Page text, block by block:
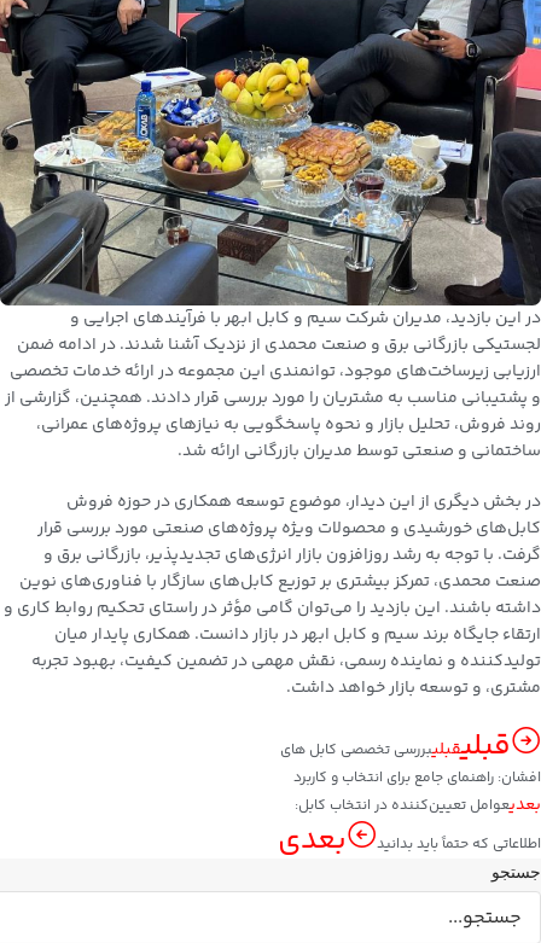
در این بازدید، مدیران شرکت سیم و کابل ابهر با فرآیندهای اجرایی و
لجستیکی بازرگانی برق و صنعت محمدی از نزدیک آشنا شدند. در ادامه ضمن
ارزیابی زیرساخت‌های موجود، توانمندی این مجموعه در ارائه خدمات تخصصی
و پشتیبانی مناسب به مشتریان را مورد بررسی قرار دادند. همچنین، گزارشی از
روند فروش، تحلیل بازار و نحوه پاسخگویی به نیازهای پروژه‌های عمرانی،
ساختمانی و صنعتی توسط مدیران بازرگانی ارائه شد.
در بخش دیگری از این دیدار، موضوع توسعه همکاری در حوزه فروش
کابل‌های خورشیدی و محصولات ویژه پروژه‌های صنعتی مورد بررسی قرار
گرفت. با توجه به رشد روزافزون بازار انرژی‌های تجدیدپذیر، بازرگانی برق و
صنعت محمدی، تمرکز بیشتری بر توزیع کابل‌های سازگار با فناوری‌های نوین
داشته باشند. این بازدید را می‌توان گامی مؤثر در راستای تحکیم روابط کاری و
ارتقاء جایگاه برند سیم و کابل ابهر در بازار دانست. همکاری پایدار میان
تولیدکننده و نماینده رسمی، نقش مهمی در تضمین کیفیت، بهبود تجربه
مشتری، و توسعه بازار خواهد داشت.
قبلیقبلیبررسی تخصصی کابل های
افشان: راهنمای جامع برای انتخاب و کاربرد
بعدیعوامل تعیین‌کننده در انتخاب کابل:
اطلاعاتی که حتماً باید بدانید
بعدی
جستجو